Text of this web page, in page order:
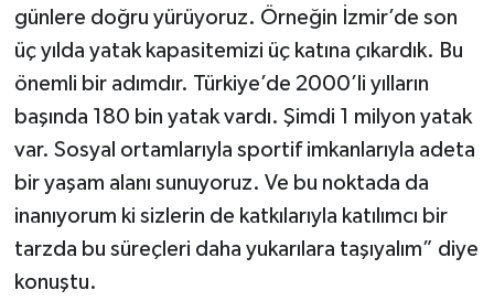
günlere doğru yürüyoruz. Örneğin İzmir’de son
üç yılda yatak kapasitemizi üç katına çıkardık. Bu
önemli bir adımdır. Türkiye’de 2000’li yılların
başında 180 bin yatak vardı. Şimdi 1 milyon yatak
var. Sosyal ortamlarıyla sportif imkanlarıyla adeta
bir yaşam alanı sunuyoruz. Ve bu noktada da
inanıyorum ki sizlerin de katkılarıyla katılımcı bir
tarzda bu süreçleri daha yukarılara taşıyalım” diye
konuştu.